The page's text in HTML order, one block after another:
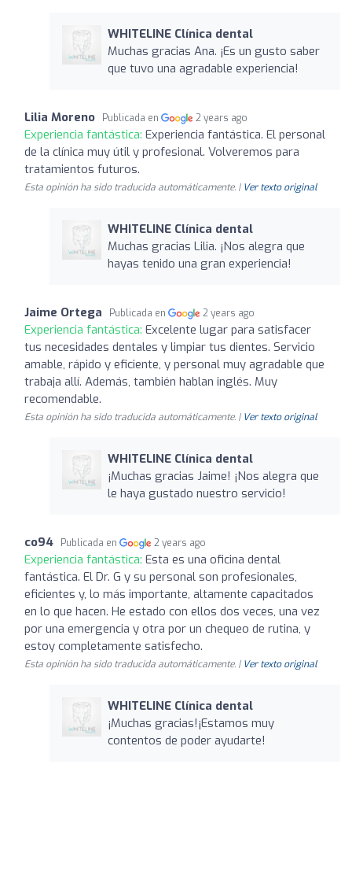
WHITELINE Clínica dental
Muchas gracias Ana. ¡Es un gusto saber
que tuvo una agradable experiencia!
Lilia Moreno Publicada en 2 years ago
Experiencia fantástica: Experiencia fantástica. El personal
de la clínica muy útil y profesional. Volveremos para
tratamientos futuros.
Esta opinión ha sido traducida automáticamente. | Ver texto original
WHITELINE Clínica dental
Muchas gracias Lilia. ¡Nos alegra que
hayas tenido una gran experiencia!
Jaime Ortega Publicada en 2 years ago
Experiencia fantástica: Excelente lugar para satisfacer
tus necesidades dentales y limpiar tus dientes. Servicio
amable, rápido y eficiente, y personal muy agradable que
trabaja allí. Además, también hablan inglés. Muy
recomendable.
Esta opinión ha sido traducida automáticamente. | Ver texto original
WHITELINE Clínica dental
¡Muchas gracias Jaime! ¡Nos alegra que
le haya gustado nuestro servicio!
co94 Publicada en 2 years ago
Experiencia fantástica: Esta es una oficina dental
fantástica. El Dr. G y su personal son profesionales,
eficientes y, lo más importante, altamente capacitados
en lo que hacen. He estado con ellos dos veces, una vez
por una emergencia y otra por un chequeo de rutina, y
estoy completamente satisfecho.
Esta opinión ha sido traducida automáticamente. | Ver texto original
WHITELINE Clínica dental
¡Muchas gracias!¡Estamos muy
contentos de poder ayudarte!